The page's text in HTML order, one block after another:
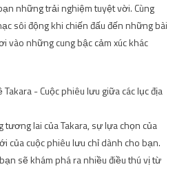
những trải nghiệm tuyệt vời. Cùng
sôi động khi chiến đấu đến những bài
vào những cung bậc cảm xúc khác
lai của Takara, sự lựa chọn của
của cuộc phiêu lưu chỉ dành cho bạn.
sẽ khám phá ra nhiều điều thú vị từ